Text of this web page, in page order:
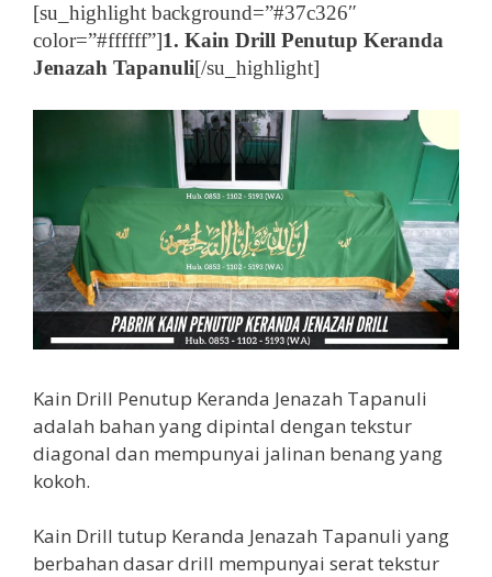
[su_highlight background=”#37c326″
color=”#ffffff”]1. Kain Drill Penutup Keranda
Jenazah Tapanuli[/su_highlight]
Kain Drill Penutup Keranda Jenazah Tapanuli
adalah bahan yang dipintal dengan tekstur
diagonal dan mempunyai jalinan benang yang
kokoh.
Kain Drill tutup Keranda Jenazah Tapanuli yang
berbahan dasar drill mempunyai serat tekstur